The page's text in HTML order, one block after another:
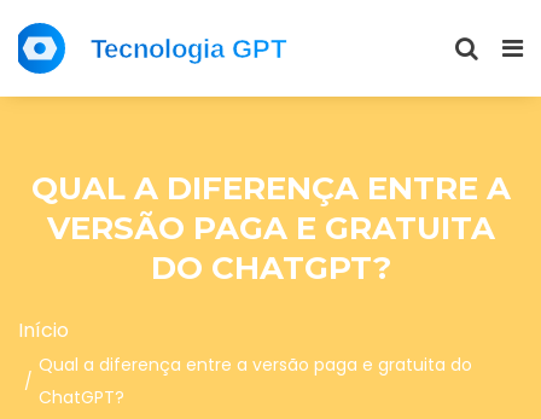
QUAL A DIFERENÇA ENTRE A
VERSÃO PAGA E GRATUITA
DO CHATGPT?
Início
Qual a diferença entre a versão paga e gratuita do
ChatGPT?